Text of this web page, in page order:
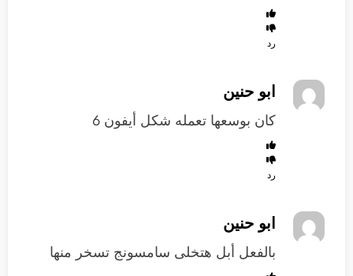
رد
ابو حنين
كان بوسعها تعمله شكل أيفون 6
رد
ابو حنين
بالفعل أبل هتخلى سامسونج تسخر منها